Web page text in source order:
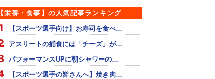
【栄養・食事】の人気記事ランキング
【スポーツ選手向け】お寿司を食べ…
アスリートの捕食には「チーズ」が…
パフォーマンスUPに朝シャワーの…
【スポーツ選手の皆さんへ】焼き肉…